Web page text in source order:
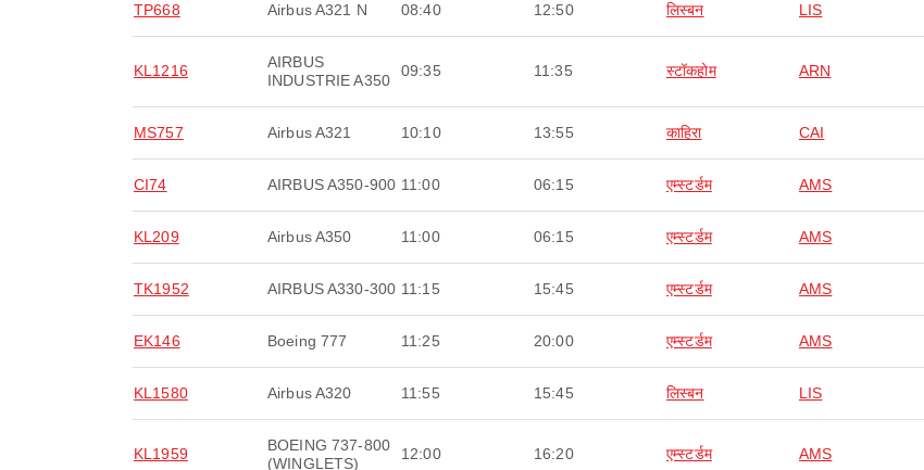
TP668 Airbus A321 N 08:40 12:50 लिस्बन LIS
KL1216
AIRBUS
INDUSTRIE A350
09:35 11:35 स्टॉकहोम ARN
MS757 Airbus A321 10:10 13:55 काहिरा CAI
CI74 AIRBUS A350-900 11:00 06:15 एम्स्टर्डम AMS
KL209 Airbus A350 11:00 06:15 एम्स्टर्डम AMS
TK1952 AIRBUS A330-300 11:15 15:45 एम्स्टर्डम AMS
EK146 Boeing 777 11:25 20:00 एम्स्टर्डम AMS
KL1580 Airbus A320 11:55 15:45 लिस्बन LIS
KL1959
BOEING 737-800
(WINGLETS)
12:00 16:20 एम्स्टर्डम AMS